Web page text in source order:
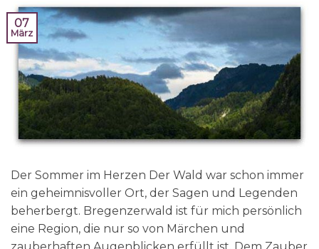
07
März
Der Sommer im Herzen Der Wald war schon immer
ein geheimnisvoller Ort, der Sagen und Legenden
beherbergt. Bregenzerwald ist für mich persönlich
eine Region, die nur so von Märchen und
zauberhaften Augenblicken erfüllt ist. Dem Zauber